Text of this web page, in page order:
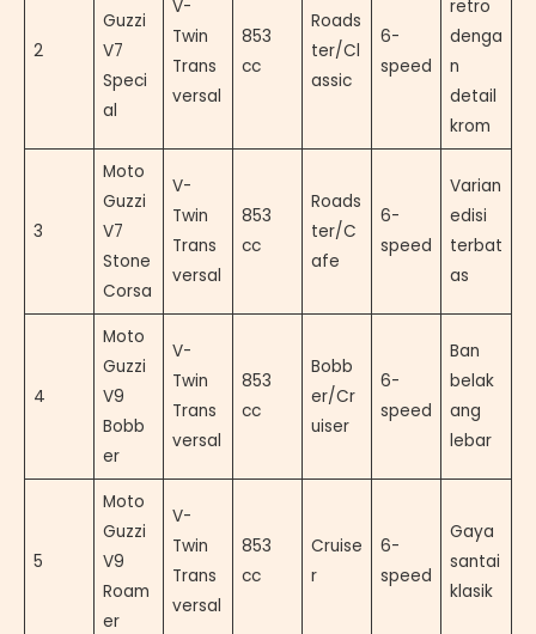
2
Guzzi
V7
Speci
al
V-
Twin
Trans
versal
853
cc
Roads
ter/Cl
assic
6-
speed
retro
denga
n
detail
krom
3
Moto
Guzzi
V7
Stone
Corsa
V-
Twin
Trans
versal
853
cc
Roads
ter/C
afe
6-
speed
Varian
edisi
terbat
as
4
Moto
Guzzi
V9
Bobb
er
V-
Twin
Trans
versal
853
cc
Bobb
er/Cr
uiser
6-
speed
Ban
belak
ang
lebar
5
Moto
Guzzi
V9
Roam
er
V-
Twin
Trans
versal
853
cc
Cruise
r
6-
speed
Gaya
santai
klasik